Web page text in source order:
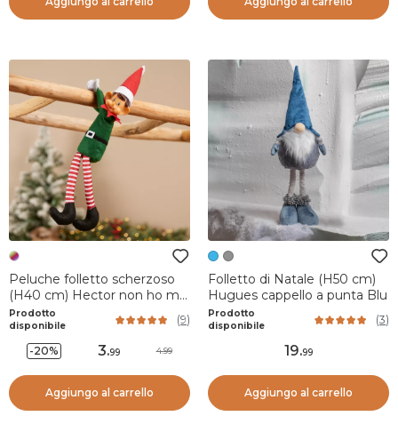
Peluche folletto scherzoso
(H40 cm) Hector non ho mai
torto
Prodotto
disponibile
(9)
-20% 3.99 4.99
Aggiungo al carrello
Folletto di Natale (H50 cm)
Hugues cappello a punta Blu
Prodotto
disponibile
(3)
19.99
Aggiungo al carrello